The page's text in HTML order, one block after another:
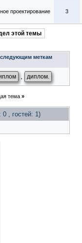
проектирование 3
этой темы
меткам
диплом.
тема »
0 , гостей: 1)